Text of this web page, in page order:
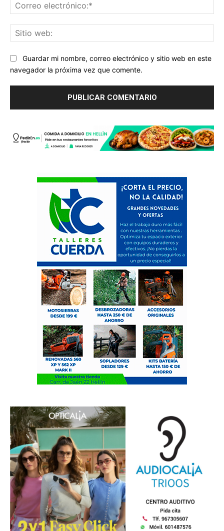
Guardar mi nombre, correo electrónico y sitio web en este
navegador la próxima vez que comente.